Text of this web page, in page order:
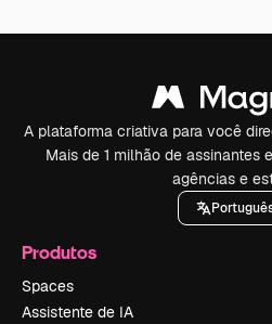
A plataforma criativa para você
Mais de 1 milhão de assinantes
agências e
Produtos
Spaces
Assistente de IA